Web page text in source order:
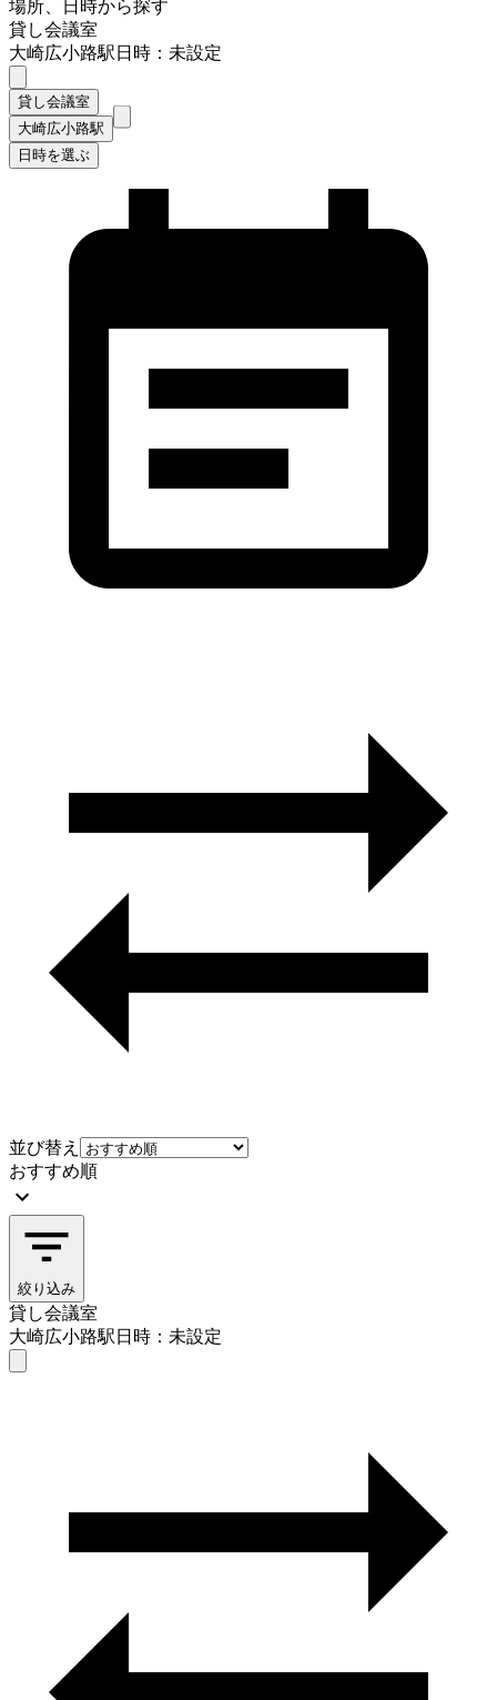
場所、日時から探す
貸し会議室
大崎広小路駅日時：未設定
貸し会議室
大崎広小路駅
日時を選ぶ
並び替え
おすすめ順
絞り込み
貸し会議室
大崎広小路駅日時：未設定